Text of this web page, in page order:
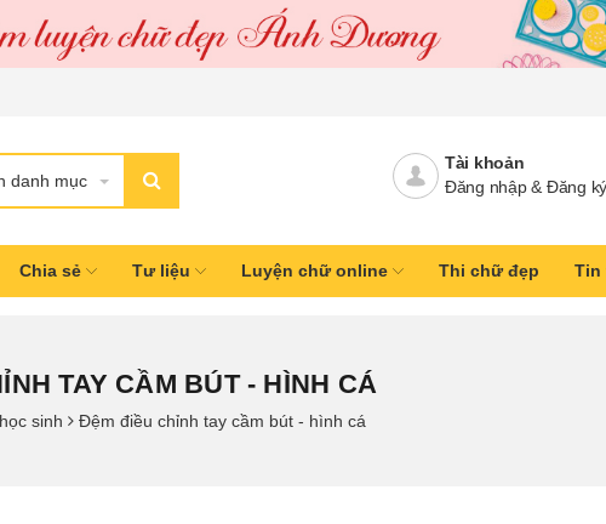
danh mục
Tài khoản
Đăng nhập& Đăng ký
Chia sẻ Tư liệu Luyện chữ online Thi chữ đẹp Tin
TAY CẦM BÚT - HÌNH CÁ
sinh Đệm điều chỉnh tay cầm bút - hình cá